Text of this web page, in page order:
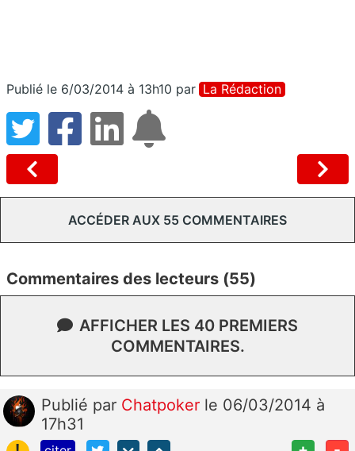
Publié le 6/03/2014 à 13h10 par La Rédaction
ACCÉDER AUX 55 COMMENTAIRES
Commentaires des lecteurs (55)
AFFICHER LES 40 PREMIERS
COMMENTAIRES.
Publié par Chatpoker le 06/03/2014 à
17h31